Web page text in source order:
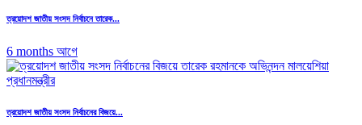
ত্রয়োদশ জাতীয় সংসদ নির্বাচনে তারেক...
6 months আগে
ত্রয়োদশ জাতীয় সংসদ নির্বাচনের বিজয়ে...